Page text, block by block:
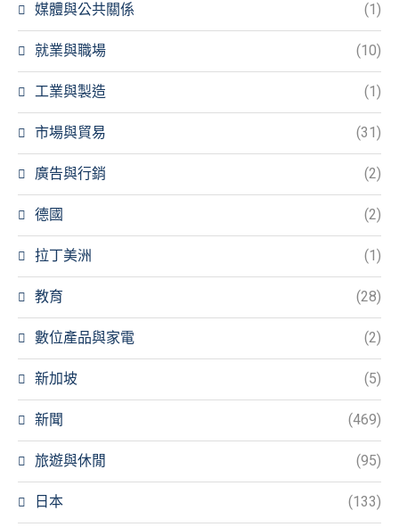
媒體與公共關係 (1)
就業與職場 (10)
工業與製造 (1)
市場與貿易 (31)
廣告與行銷 (2)
德國 (2)
拉丁美洲 (1)
教育 (28)
數位產品與家電 (2)
新加坡 (5)
新聞 (469)
旅遊與休閒 (95)
日本 (133)